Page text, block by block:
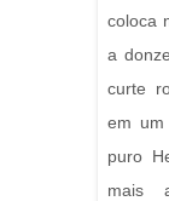
coloca
a
curte
em um
puro
mais